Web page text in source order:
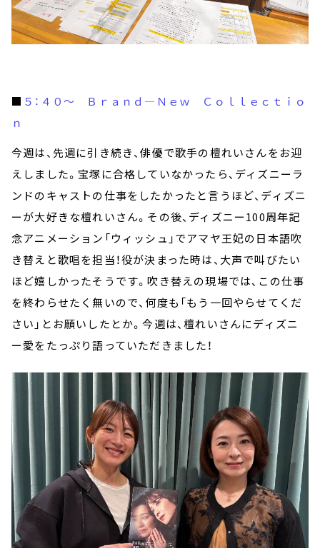
■ ５：４０～ Ｂｒａｎｄ―Ｎｅｗ Ｃｏｌｌｅｃｔｉｏ
ｎ
今週は、先週に引き続き、俳優で歌手の檀れいさんをお迎
えしました。宝塚に合格していなかったら、ディズニーラ
ンドのキャストの仕事をしたかったと言うほど、ディズニ
ーが大好きな檀れいさん。その後、ディズニー100周年記
念アニメーション「ウィッシュ」でアマヤ王妃の日本語吹
き替えと歌唱を担当！役が決まった時は、大声で叫びたい
ほど嬉しかったそうです。吹き替えの現場では、この仕事
を終わらせたく無いので、何度も「もう一回やらせてくだ
さい」とお願いしたとか。今週は、檀れいさんにディズニ
ー愛をたっぷり語っていただきました！